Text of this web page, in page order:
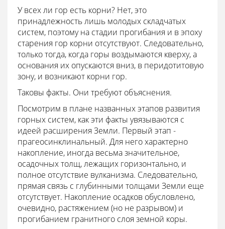
У всех ли гор есть корни? Нет, это
принадлежность лишь молодых складчатых
систем, поэтому на стадии прогибания и в эпоху
старения гор корни отсутствуют. Следовательно,
только тогда, когда горы воздымаются кверху, а
основания их опускаются вниз, в перидотитовую
зону, и возникают корни гор.
Таковы факты. Они требуют объяснения.
Посмотрим в плане названных этапов развития
горных систем, как эти факты увязываются с
идеей расширения Земли. Первый этап -
прагеосинклинальный. Для него характерно
накопление, иногда весьма значительное,
осадочных толщ, лежащих горизонтально, и
полное отсутствие вулканизма. Следовательно,
прямая связь с глубинными толщами Земли еще
отсутствует. Накопление осадков обусловлено,
очевидно, растяжением (но не разрывом) и
прогибанием гранитного слоя земной коры.